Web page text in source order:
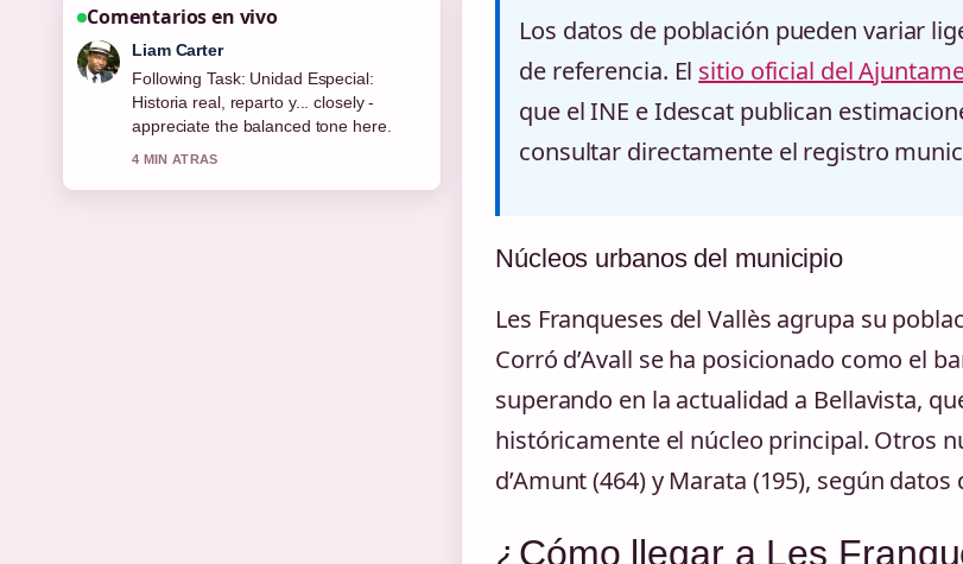
Los datos de población pueden variar
de referencia. El sitio oficial del
que el INE e Idescat publican
consultar directamente el registro
Núcleos urbanos del municipio
Les Franqueses del Vallès agrupa su
Corró d’Avall se ha posicionado como el
superando en la actualidad a Bellavista,
históricamente el núcleo principal. Otros
d’Amunt (464) y Marata (195), según
¿Cómo llegar a Les
Comentarios en vivo
Maja Eriksson
Useful context on Cajamar atención al
cliente: teléfono, email y.... Please keep
this live thread updated.
6 MIN ATRAS